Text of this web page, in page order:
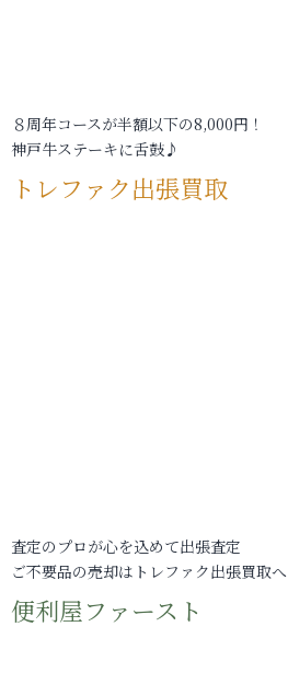
８周年コースが半額以下の8,000円！
神戸牛ステーキに舌鼓♪
トレファク出張買取
査定のプロが心を込めて出張査定
ご不要品の売却はトレファク出張買取へ
便利屋ファースト